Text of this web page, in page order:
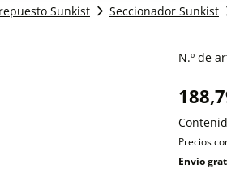
Sunkist Seccionador Sunkist
N.º de
Precios
Envío